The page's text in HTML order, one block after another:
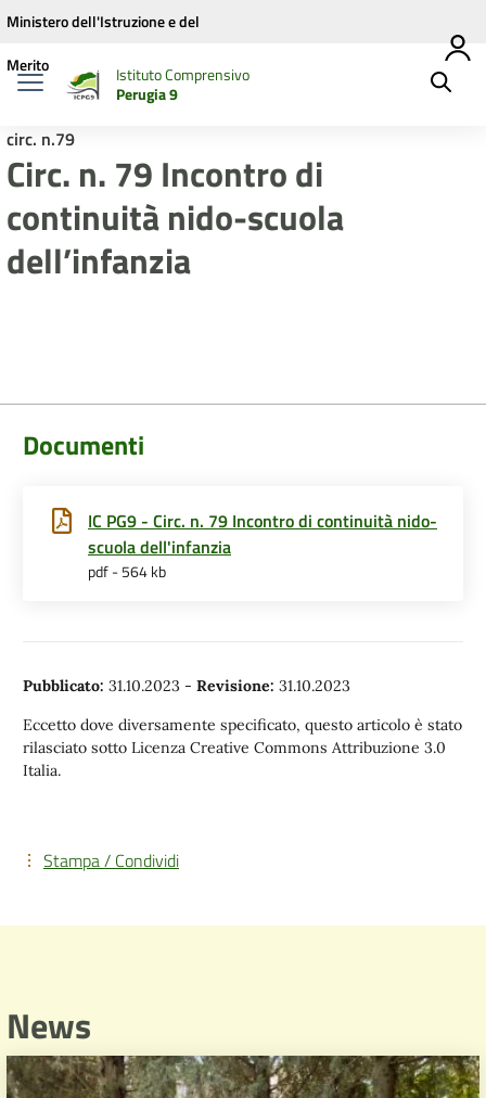
Vai ai contenuti
Vai al menu di navigazione
Vai al footer
Ministero dell'Istruzione e del
Merito
Istituto Comprensivo
Perugia 9
circ. n.79
Circ. n. 79 Incontro di
continuità nido-scuola
dell’infanzia
Documenti
IC PG9 - Circ. n. 79 Incontro di continuità nido-
scuola dell'infanzia
pdf - 564 kb
Pubblicato: 31.10.2023 - Revisione: 31.10.2023
Eccetto dove diversamente specificato, questo articolo è stato
rilasciato sotto Licenza Creative Commons Attribuzione 3.0
Italia.
Stampa / Condividi
News